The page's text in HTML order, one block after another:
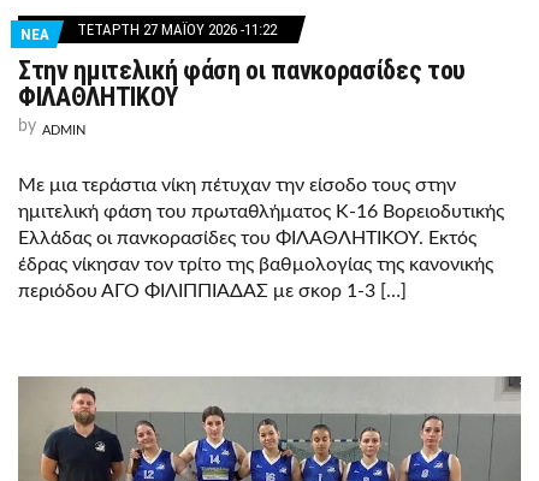
ΝΕΑ ΤΕΤΆΡΤΗ 27 ΜΑΪ́ΟΥ 2026 -11:22
Στην ημιτελική φάση οι πανκορασίδες του
ΦΙΛΑΘΛΗΤΙΚΟΥ
by ADMIN
Με μια τεράστια νίκη πέτυχαν την είσοδο τους στην
ημιτελική φάση του πρωταθλήματος Κ-16 Βορειοδυτικής
Ελλάδας οι πανκορασίδες του ΦΙΛΑΘΛΗΤΙΚΟΥ. Εκτός
έδρας νίκησαν τον τρίτο της βαθμολογίας της κανονικής
περιόδου ΑΓΟ ΦΙΛΙΠΠΙΑΔΑΣ με σκορ 1-3 […]